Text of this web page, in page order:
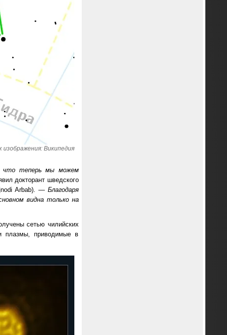
изображения: Википедия
что теперь мы можем
докторант шведского
Arbab). — Благодаря
видна только на
сетью чилийских
плазмы, приводимые в